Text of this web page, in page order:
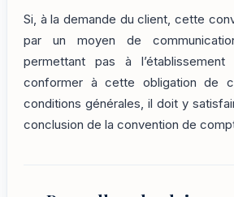
Si, à la demande du client, cette
par un moyen de
permettant pas à
conformer à cette obligation de
conditions générales, il doit y
conclusion de la convention de